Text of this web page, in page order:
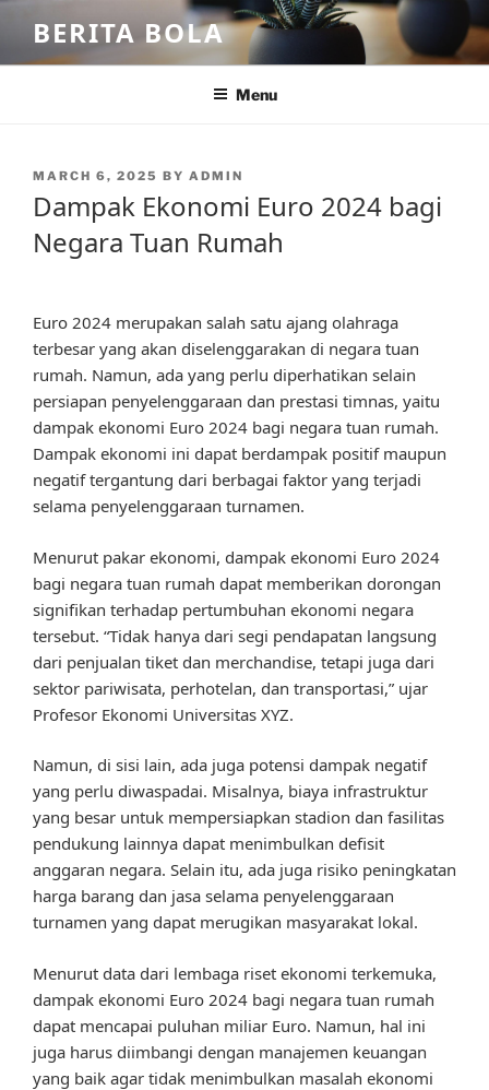
content
BERITA BOLA
Menu
POSTED
MARCH 6, 2025 BY ADMIN
Dampak Ekonomi Euro 2024 bagi
Negara Tuan Rumah
Euro 2024 merupakan salah satu ajang olahraga
terbesar yang akan diselenggarakan di negara tuan
rumah. Namun, ada yang perlu diperhatikan selain
persiapan penyelenggaraan dan prestasi timnas, yaitu
dampak ekonomi Euro 2024 bagi negara tuan rumah.
Dampak ekonomi ini dapat berdampak positif maupun
negatif tergantung dari berbagai faktor yang terjadi
selama penyelenggaraan turnamen.
Menurut pakar ekonomi, dampak ekonomi Euro 2024
bagi negara tuan rumah dapat memberikan dorongan
signifikan terhadap pertumbuhan ekonomi negara
tersebut. “Tidak hanya dari segi pendapatan langsung
dari penjualan tiket dan merchandise, tetapi juga dari
sektor pariwisata, perhotelan, dan transportasi,” ujar
Profesor Ekonomi Universitas XYZ.
Namun, di sisi lain, ada juga potensi dampak negatif
yang perlu diwaspadai. Misalnya, biaya infrastruktur
yang besar untuk mempersiapkan stadion dan fasilitas
pendukung lainnya dapat menimbulkan defisit
anggaran negara. Selain itu, ada juga risiko peningkatan
harga barang dan jasa selama penyelenggaraan
turnamen yang dapat merugikan masyarakat lokal.
Menurut data dari lembaga riset ekonomi terkemuka,
dampak ekonomi Euro 2024 bagi negara tuan rumah
dapat mencapai puluhan miliar Euro. Namun, hal ini
juga harus diimbangi dengan manajemen keuangan
yang baik agar tidak menimbulkan masalah ekonomi